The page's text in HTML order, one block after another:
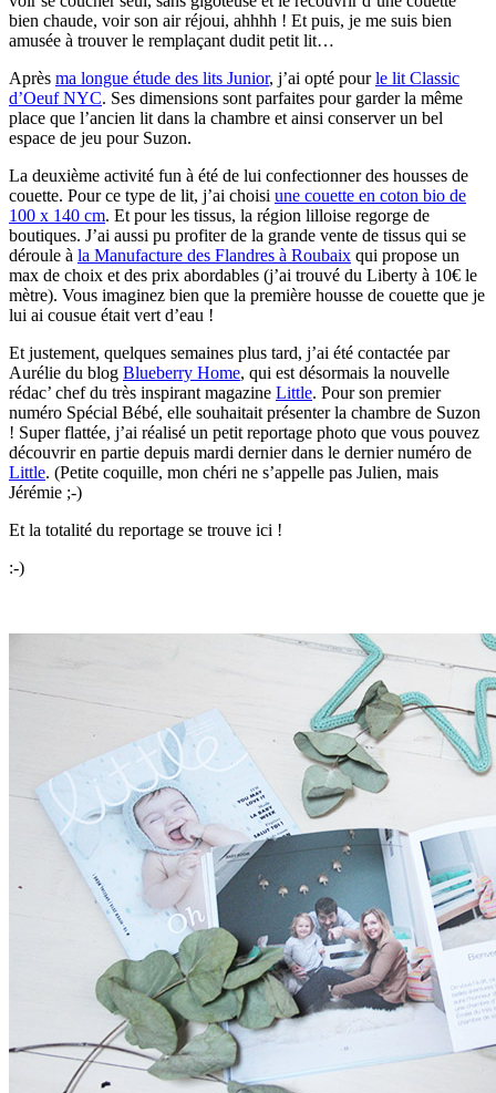
bien chaude, voir son air réjoui, ahhhh ! Et puis, je me suis bien
amusée à trouver le remplaçant dudit petit lit…
Après ma longue étude des lits Junior, j’ai opté pourle lit Classic
d’Oeuf NYC. Ses dimensions sont parfaites pour garder la même
place que l’ancien lit dans la chambre et ainsi conserver un bel
espace de jeu pour Suzon.
La deuxième activité fun à été de lui confectionner des housses de
couette. Pour ce type de lit, j’ai choisi une couette en coton bio de
100 x 140 cm. Et pour les tissus, la région lilloise regorge de
boutiques. J’ai aussi pu profiter de la grande vente de tissus qui se
déroule à la Manufacture des Flandres à Roubaix qui propose un
max de choix et des prix abordables (j’ai trouvé du Liberty à 10€ le
mètre). Vous imaginez bien que la première housse de couette que je
lui ai cousue était vert d’eau !
Et justement, quelques semaines plus tard, j’ai été contactée par
Aurélie du blog Blueberry Home, qui est désormais la nouvelle
rédac’ chef du très inspirant magazine Little. Pour son premier
numéro Spécial Bébé, elle souhaitait présenter la chambre de Suzon
! Super flattée, j’ai réalisé un petit reportage photo que vous pouvez
découvrir en partie depuis mardi dernier dans le dernier numéro de
Little. (Petite coquille, mon chéri ne s’appelle pas Julien, mais
Jérémie ;-)
Et la totalité du reportage se trouve ici !
:-)